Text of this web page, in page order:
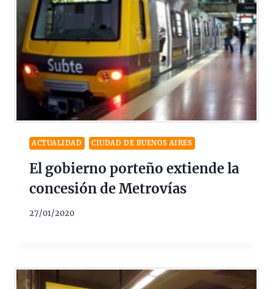
ACTUALIDAD CIUDAD DE BUENOS AIRES
El gobierno porteño extiende la
concesión de Metrovías
27/01/2020